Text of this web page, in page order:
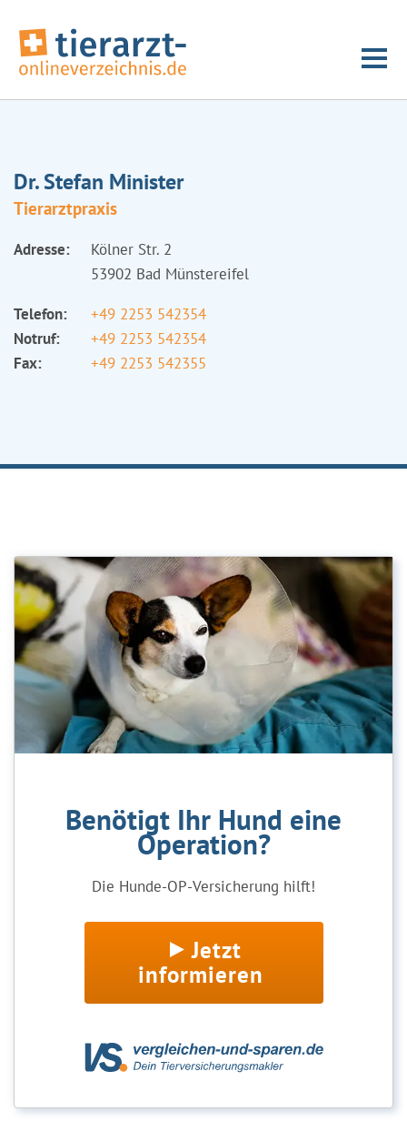
Dr. Stefan Minister
Tierarztpraxis
Adresse:
Kölner Str. 2
53902 Bad Münstereifel
Telefon:
+49 2253 542354
Notruf:
+49 2253 542354
Fax:
+49 2253 542355
Benötigt Ihr Hund eine
Operation?
Die Hunde-OP-Versicherung hilft!
Jetzt
informieren